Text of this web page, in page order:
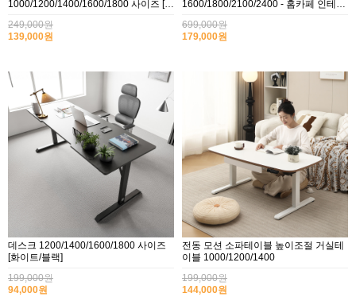
1000/1200/1400/1600/1800 사이즈 [화
249,000원
139,000원
1600/1800/2100/2400 - 홈카페 인테리
699,000원
179,000원
데스크 1200/1400/1600/1800 사이즈
[화이트/블랙]
199,000원
94,000원
전동 모션 소파테이블 높이조절 거실테
이블 1000/1200/1400
199,000원
144,000원